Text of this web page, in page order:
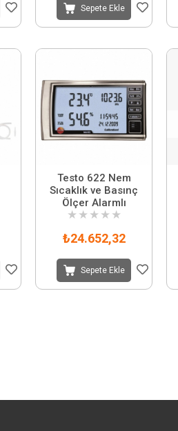
Sepete Ekle
Testo 622 Nem
Sıcaklık ve Basınç
Ölçer Alarmlı
★ ★ ★ ★ ★
₺24.652,32
Sepete Ekle